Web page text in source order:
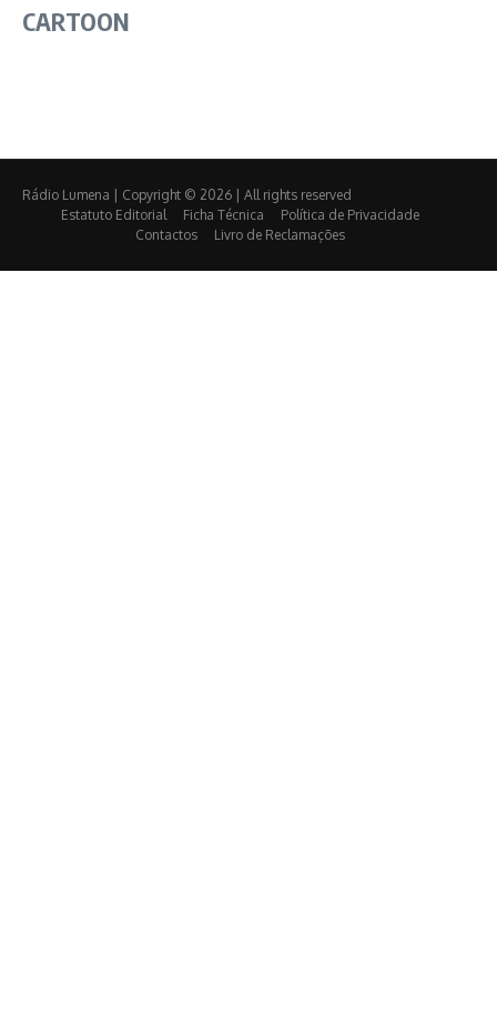
CARTOON
Rádio Lumena | Copyright © 2026 | All rights reserved
Estatuto Editorial
Ficha Técnica
Política de Privacidade
Contactos
Livro de Reclamações